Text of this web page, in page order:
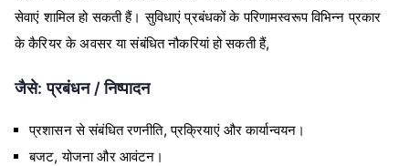
सेवाएं शामिल हो सकती हैं। सुविधाएं प्रबंधकों के परिणामस्वरूप विभिन्न प्रकार
के कैरियर के अवसर या संबंधित नौकरियां हो सकती हैं,
जैसे: प्रबंधन / निष्पादन
प्रशासन से संबंधित रणनीति, प्रक्रियाएं और कार्यान्वयन।
बजट, योजना और आवंटन।